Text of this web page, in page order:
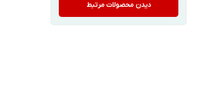
دیدن محصولات مرتبط